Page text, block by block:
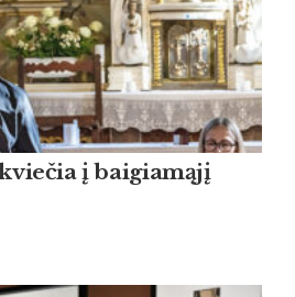
kviečia į baigiamąjį